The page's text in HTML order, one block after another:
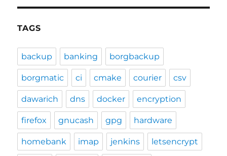
TAGS
backup banking borgbackup
borgmatic ci cmake courier csv
dawarich dns docker encryption
firefox gnucash gpg hardware
homebank imap jenkins letsencrypt